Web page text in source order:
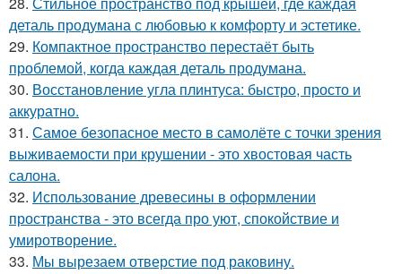
деталь продумана с любовью к комфорту и эстетике.
29. Компактное пространство перестаёт быть
проблемой, когда каждая деталь продумана.
30. Восстановление угла плинтуса: быстро, просто и
аккуратно.
31. Самое безопасное место в самолёте с точки зрения
выживаемости при крушении - это хвостовая часть
салона.
32. Использование древесины в оформлении
пространства - это всегда про уют, спокойствие и
умиротворение.
33. Мы вырезаем отверстие под раковину.